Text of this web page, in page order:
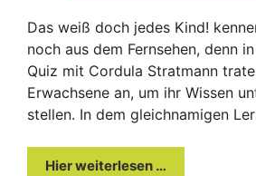
Das weiß doch jedes Kind!
noch aus dem Fernsehen, denn
Quiz mit Cordula Stratmann
Erwachsene an, um ihr Wissen
stellen. In dem gleichnamigen
Hier weiterlesen …